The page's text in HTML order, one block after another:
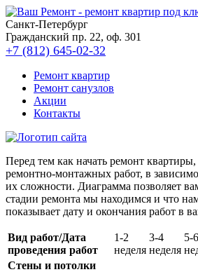
Санкт-Петербург
Гражданский пр. 22, оф. 301
+7 (812) 645-02-32
Ремонт квартир
Ремонт санузлов
Акции
Контакты
Перед тем как начать ремонт квартиры,
ремонтно-монтажных работ, в
их сложности. Диаграмма позволяет
стадии ремонта мы находимся и что
показывает дату и окончания работ в
Вид работ/Дата
проведения работ
1-2
неделя
3-4
неделя
5-6
Стены и потолки